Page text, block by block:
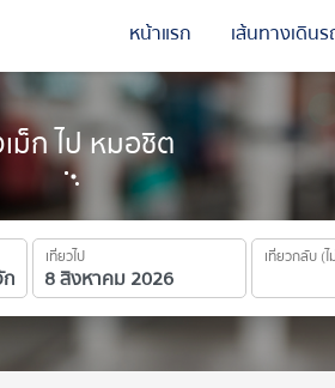
ม็ก ไป หมอชิต
เที่ยวไป เที่ยวกลับ (
หน้าแรก เส้นทางเดิน